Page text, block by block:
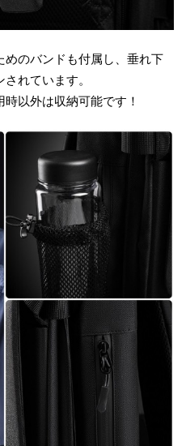
めのバンドも付属し、垂れ下
れています。
以外は収納可能です！